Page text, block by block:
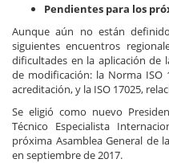
Pendientes para los
Aunque aún no están
siguientes encuentros
dificultades en la aplicación de
de modificación: la Norma ISO
acreditación, y la ISO 17025,
Se eligió como nuevo
Técnico Especialista
próxima Asamblea General de
en septiembre de 2017.